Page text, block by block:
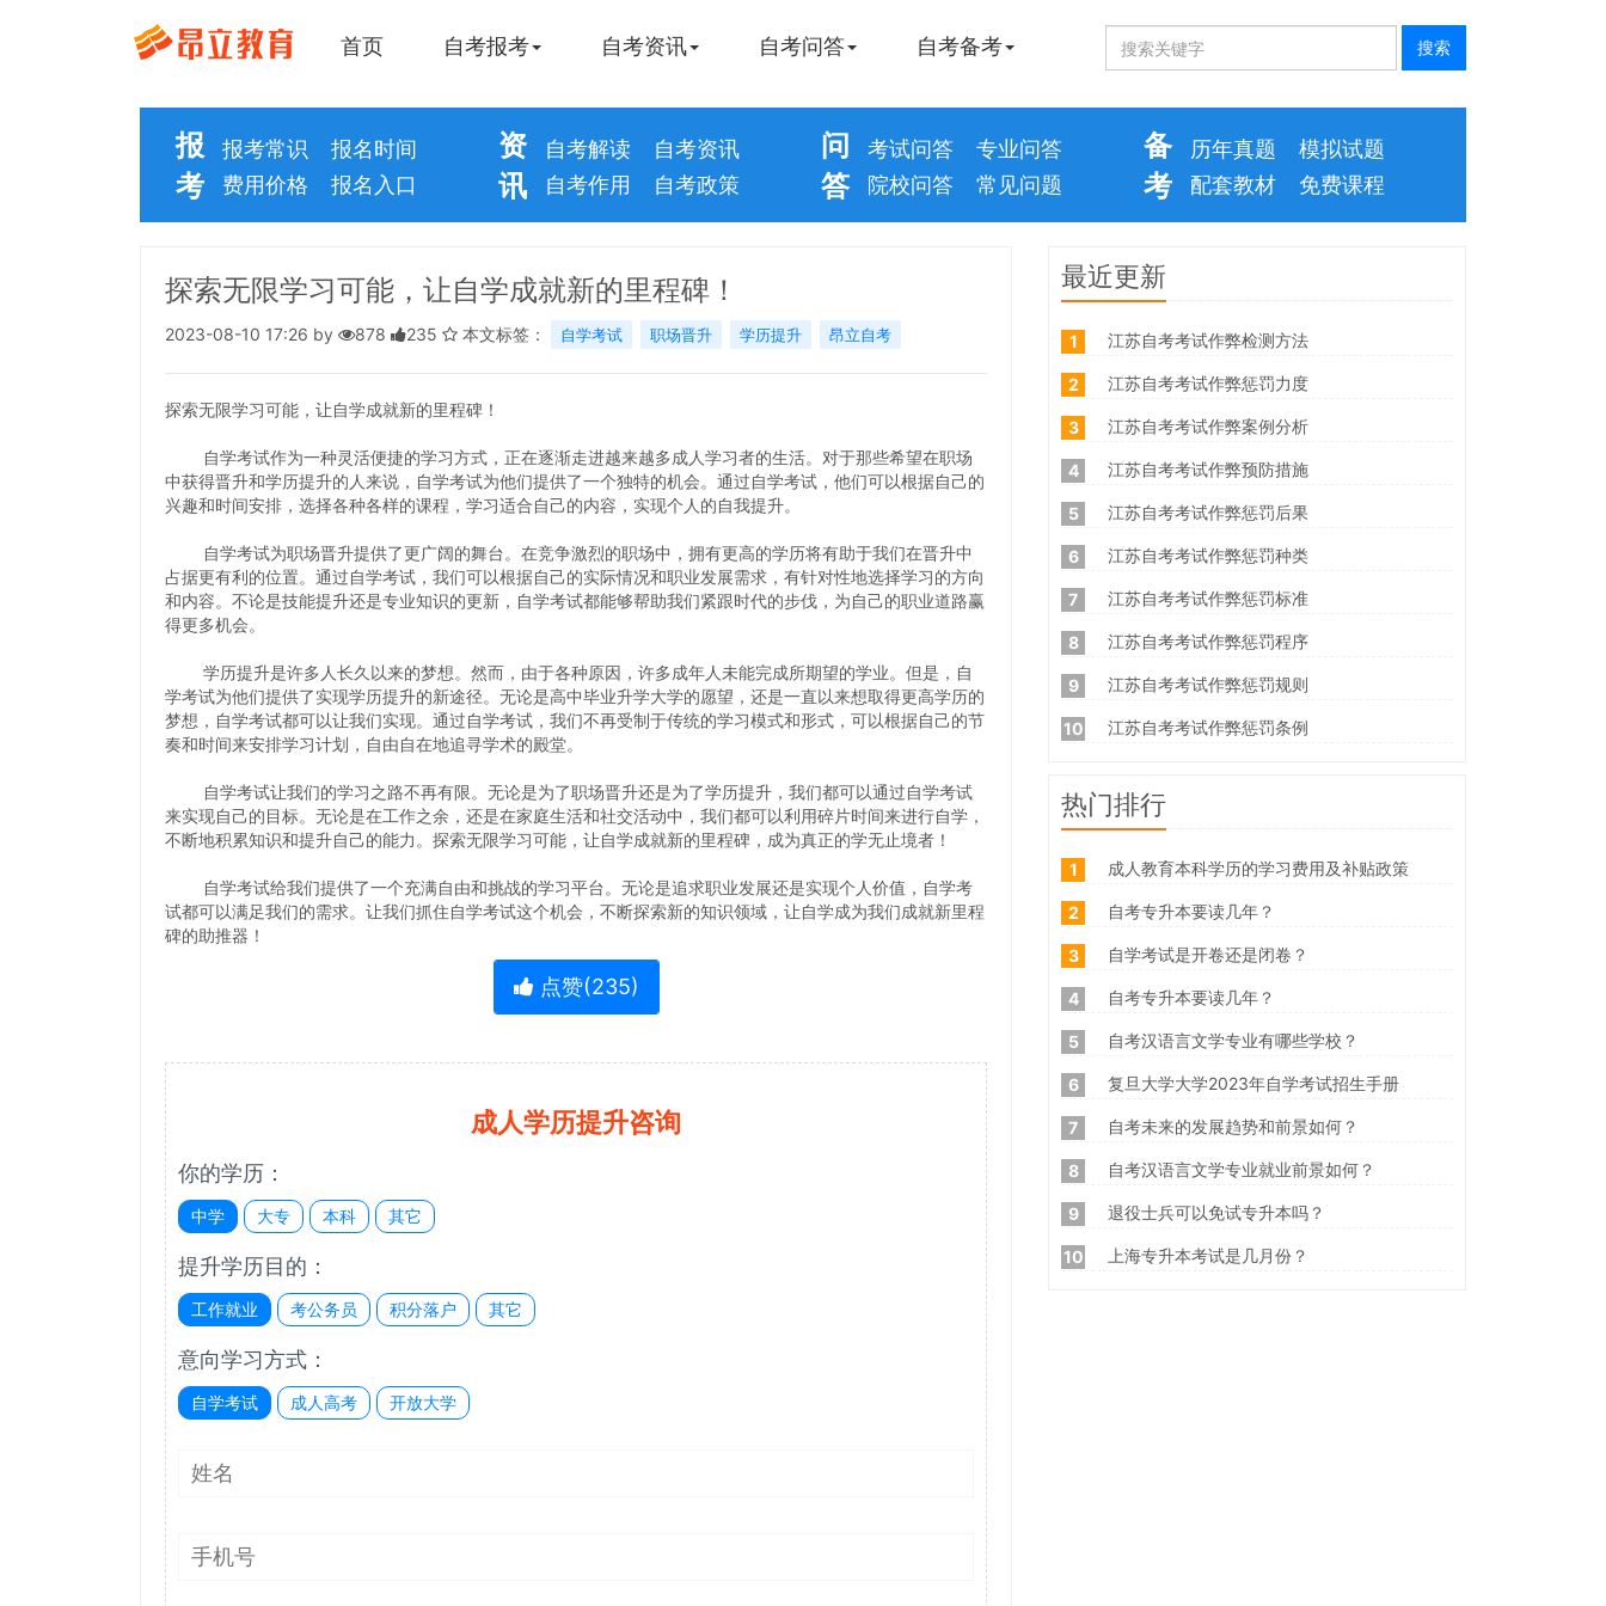
首页 自考报考 自考资讯 自考问答 自考备考
报
考
报考常识
报名时间
费用价格
报名入口
资
讯
自考解读
自考资讯
自考作用
自考政策
问
答
考试问答
专业问答
院校问答
常见问题
备
考
历年真题
模拟试题
配套教材
免费课程
探索无限学习可能，让自学成就新的里程碑！
2023-08-10 17:26 by 878 235 本文标签： 自学考试 职场晋升 学历提升 昂立自考
探索无限学习可能，让自学成就新的里程碑！
自学考试作为一种灵活便捷的学习方式，正在逐渐走进越来越多成人学习者的生活。对于那些希望在职场
中获得晋升和学历提升的人来说，自学考试为他们提供了一个独特的机会。通过自学考试，他们可以根据自己的
兴趣和时间安排，选择各种各样的课程，学习适合自己的内容，实现个人的自我提升。
自学考试为职场晋升提供了更广阔的舞台。在竞争激烈的职场中，拥有更高的学历将有助于我们在晋升中
占据更有利的位置。通过自学考试，我们可以根据自己的实际情况和职业发展需求，有针对性地选择学习的方向
和内容。不论是技能提升还是专业知识的更新，自学考试都能够帮助我们紧跟时代的步伐，为自己的职业道路赢
得更多机会。
学历提升是许多人长久以来的梦想。然而，由于各种原因，许多成年人未能完成所期望的学业。但是，自
学考试为他们提供了实现学历提升的新途径。无论是高中毕业升学大学的愿望，还是一直以来想取得更高学历的
梦想，自学考试都可以让我们实现。通过自学考试，我们不再受制于传统的学习模式和形式，可以根据自己的节
奏和时间来安排学习计划，自由自在地追寻学术的殿堂。
自学考试让我们的学习之路不再有限。无论是为了职场晋升还是为了学历提升，我们都可以通过自学考试
来实现自己的目标。无论是在工作之余，还是在家庭生活和社交活动中，我们都可以利用碎片时间来进行自学，
不断地积累知识和提升自己的能力。探索无限学习可能，让自学成就新的里程碑，成为真正的学无止境者！
自学考试给我们提供了一个充满自由和挑战的学习平台。无论是追求职业发展还是实现个人价值，自学考
试都可以满足我们的需求。让我们抓住自学考试这个机会，不断探索新的知识领域，让自学成为我们成就新里程
碑的助推器！
点赞(235)
成人学历提升咨询
你的学历：
中学 大专 本科 其它
提升学历目的：
工作就业 考公务员 积分落户 其它
意向学习方式：
自学考试 成人高考 开放大学
最近更新
1 江苏自考考试作弊检测方法
2 江苏自考考试作弊惩罚力度
3 江苏自考考试作弊案例分析
4 江苏自考考试作弊预防措施
5 江苏自考考试作弊惩罚后果
6 江苏自考考试作弊惩罚种类
7 江苏自考考试作弊惩罚标准
8 江苏自考考试作弊惩罚程序
9 江苏自考考试作弊惩罚规则
10 江苏自考考试作弊惩罚条例
热门排行
1 成人教育本科学历的学习费用及补贴政策
2 自考专升本要读几年？
3 自学考试是开卷还是闭卷？
4 自考专升本要读几年？
5 自考汉语言文学专业有哪些学校？
6 复旦大学大学2023年自学考试招生手册
7 自考未来的发展趋势和前景如何？
8 自考汉语言文学专业就业前景如何？
9 退役士兵可以免试专升本吗？
10 上海专升本考试是几月份？